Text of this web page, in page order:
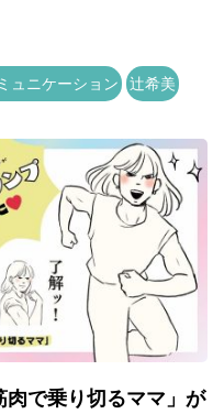
ュニケーション 辻希美
肉で乗り切るママ」が